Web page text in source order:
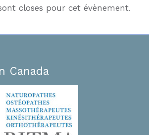
closes pour cet évènement.
Canada